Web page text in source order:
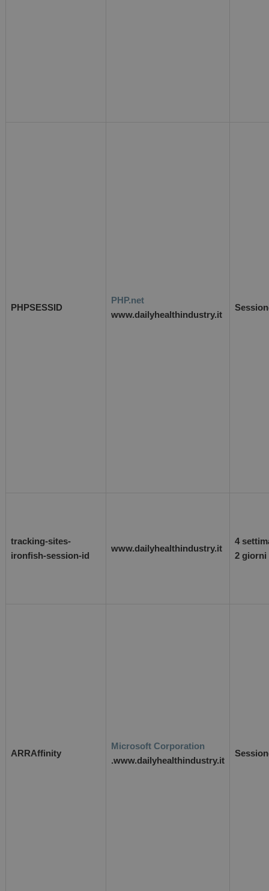
PHPSESSID
PHP.net
www.dailyhealthindustry.it
tracking-sites-
ironfish-session-id
www.dailyhealthindustry.it
4
2 giorni
ARRAffinity
Microsoft Corporation
.www.dailyhealthindustry.it